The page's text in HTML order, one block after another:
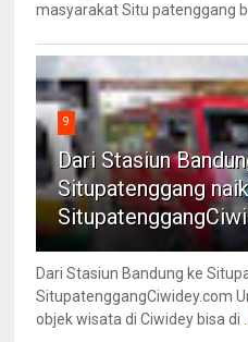
masyarakat Situ patenggang
9
Dari Stasiun
Situpatenggang
Dari Stasiun Bandung ke
SitupatenggangCiwidey.com
objek wisata di Ciwidey bisa di ...